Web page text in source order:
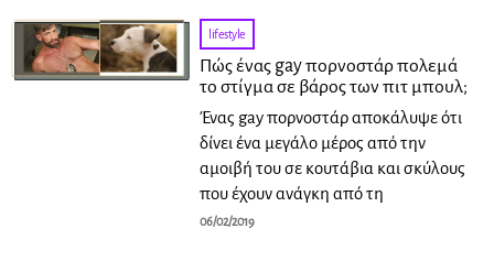
lifestyle
Πώς ένας gay πορνοστάρ πολεμά
το στίγμα σε βάρος των πιτ μπουλ;
Ένας gay πορνοστάρ αποκάλυψε ότι
δίνει ένα μεγάλο μέρος από την
αμοιβή του σε κουτάβια και σκύλους
που έχουν ανάγκη από τη
06/02/2019